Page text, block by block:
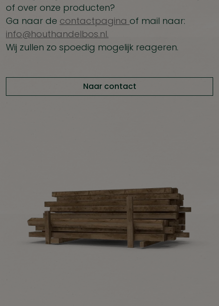
of over onze producten?
Ga naar de contactpagina of mail naar:
info@houthandelbos.nl.
Wij zullen zo spoedig mogelijk reageren.
Naar contact